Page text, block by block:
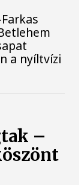
a nyíltvízi
–